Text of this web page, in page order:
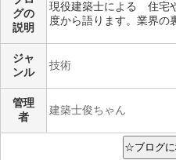
グの
説明
現役建築士による 住宅
度から語ります。業界の
ジャ
ンル
技術
管理
者
建築士俊ちゃん